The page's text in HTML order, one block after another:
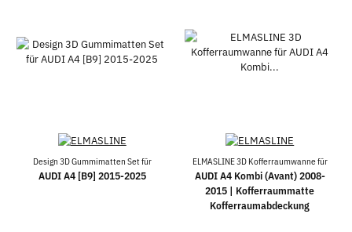
Design 3D Gummimatten Set für
AUDI A4 [B9] 2015-2025
ELMASLINE 3D Kofferraumwanne für
AUDI A4 Kombi (Avant) 2008-
2015 | Kofferraummatte
Kofferraumabdeckung